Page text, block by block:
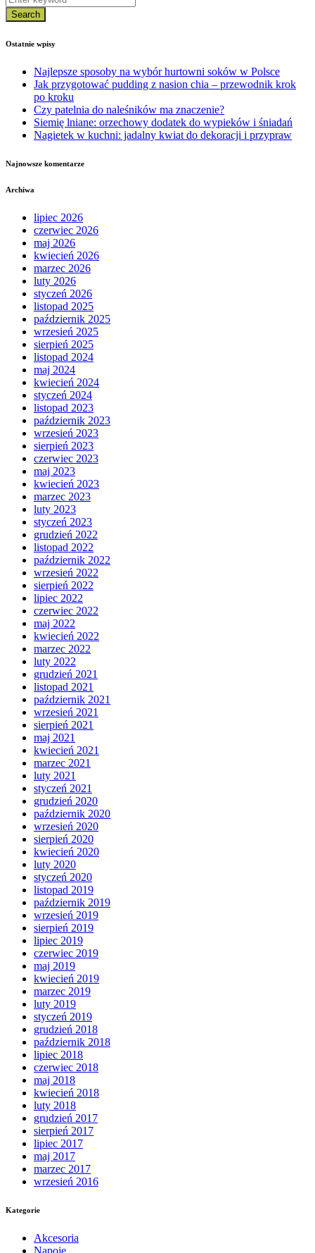
Search
Ostatnie wpisy
Najlepsze sposoby na wybór hurtowni soków w Polsce
Jak przygotować pudding z nasion chia – przewodnik krok
po kroku
Czy patelnia do naleśników ma znaczenie?
Siemię lniane: orzechowy dodatek do wypieków i śniadań
Nagietek w kuchni: jadalny kwiat do dekoracji i przypraw
Najnowsze komentarze
Archiwa
lipiec 2026
czerwiec 2026
maj 2026
kwiecień 2026
marzec 2026
luty 2026
styczeń 2026
listopad 2025
październik 2025
wrzesień 2025
sierpień 2025
listopad 2024
maj 2024
kwiecień 2024
styczeń 2024
listopad 2023
październik 2023
wrzesień 2023
sierpień 2023
czerwiec 2023
maj 2023
kwiecień 2023
marzec 2023
luty 2023
styczeń 2023
grudzień 2022
listopad 2022
październik 2022
wrzesień 2022
sierpień 2022
lipiec 2022
czerwiec 2022
maj 2022
kwiecień 2022
marzec 2022
luty 2022
grudzień 2021
listopad 2021
październik 2021
wrzesień 2021
sierpień 2021
maj 2021
kwiecień 2021
marzec 2021
luty 2021
styczeń 2021
grudzień 2020
październik 2020
wrzesień 2020
sierpień 2020
kwiecień 2020
luty 2020
styczeń 2020
listopad 2019
październik 2019
wrzesień 2019
sierpień 2019
lipiec 2019
czerwiec 2019
maj 2019
kwiecień 2019
marzec 2019
luty 2019
styczeń 2019
grudzień 2018
październik 2018
lipiec 2018
czerwiec 2018
maj 2018
kwiecień 2018
luty 2018
grudzień 2017
sierpień 2017
lipiec 2017
maj 2017
marzec 2017
wrzesień 2016
Kategorie
Akcesoria
Napoje